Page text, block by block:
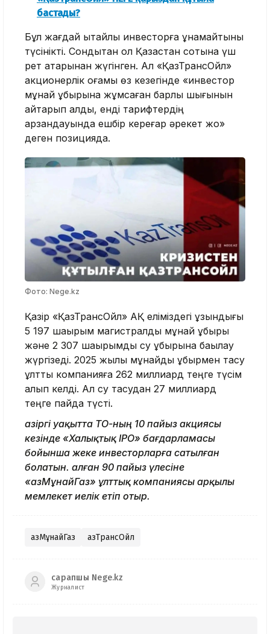
бастады?
Бұл жағдай қытайлық инвесторға ұнамайтыны
түсінікті. Сондықтан ол Қазақстан сотына үш
рет қатарынан жүгінген. Ал «ҚазТрансОйл»
акционерлік қоғамы өз кезегінде «инвестор
мұнай құбырына жұмсаған барлық шығынын
қайтарып алды, енді тарифтердің
арзандауында ешбір кереғар әрекет жоқ»
деген позицияда.
Фото: Nege.kz
Қазір «ҚазТрансОйл» АҚ еліміздегі ұзындығы
5 197 шақырым магистралды мұнай құбыры
және 2 307 шақырымдық су құбырына бақылау
жүргізеді. 2025 жылы мұнайды құбырмен тасу
ұлттық компанияға 262 миллиард теңге түсім
алып келді. Ал су тасудан 27 миллиард
теңге пайда түсті.
Қазіргі уақытта ҚТО-ның 10 пайыз акциясы
кезінде «Халықтық IPO» бағдарламасы
бойынша жеке инвесторларға сатылған
болатын. Қалған 90 пайыз үлесіне
«ҚазМұнайГаз» ұлттық компаниясы арқылы
мемлекет иелік етіп отыр.
ҚазМұнайГаз ҚазТрансОйл
сарапшы Nege.kz
Журналист